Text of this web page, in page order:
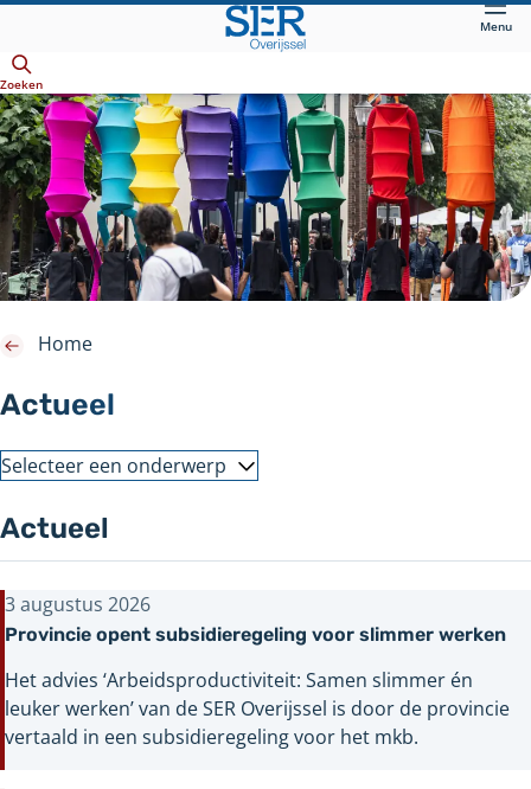
hoofdinhoud
Menu
Zoeken
Actueel
Home
Selecteer een onderwerp
Actueel
Provincie opent subsidieregeling voor slimmer werken
3 augustus 2026
Het advies ‘Arbeidsproductiviteit: Samen slimmer én
leuker werken’ van de SER Overijssel is door de provincie
vertaald in een subsidieregeling voor het mkb.